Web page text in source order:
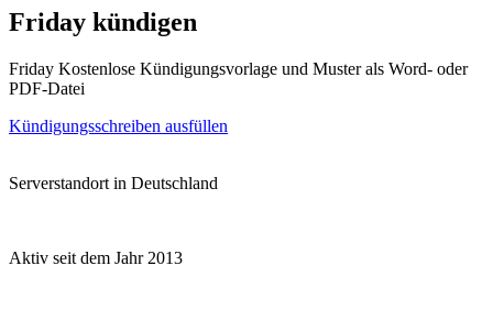
Friday kündigen
Friday Kostenlose Kündigungsvorlage und Muster als Word- oder
PDF-Datei
Kündigungsschreiben ausfüllen
Serverstandort in Deutschland
Aktiv seit dem Jahr 2013